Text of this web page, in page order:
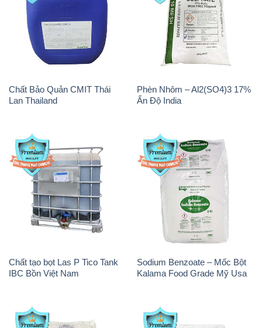
Chất Bảo Quản CMIT Thái
Lan Thailand
Phèn Nhôm – Al2(SO4)3 17%
Ấn Độ India
Chất tạo bọt Las P Tico Tank
IBC Bồn Việt Nam
Sodium Benzoate – Mốc Bột
Kalama Food Grade Mỹ Usa